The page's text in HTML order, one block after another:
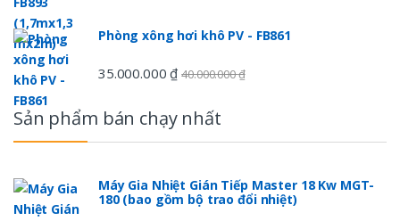
Phòng xông hơi khô PV - FB861
35.000.000₫ 40.000.000₫
Sản phẩm bán chạy nhất
Máy Gia Nhiệt Gián Tiếp Master 18 Kw MGT-
180 (bao gồm bộ trao đổi nhiệt)